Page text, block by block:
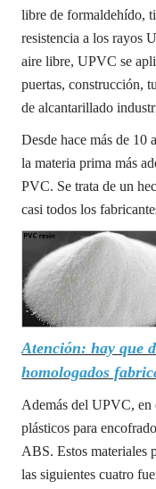
libre de formaldehído,
resistencia a los rayos
aire libre, UPVC se
puertas, construcción,
de alcantarillado
Desde hace más de 10
la materia prima más
PVC. Se trata de un
casi todos los
Atención: hay que
homologados
Además del UPVC, en
plásticos para
ABS. Estos materiales
las siguientes cuatro